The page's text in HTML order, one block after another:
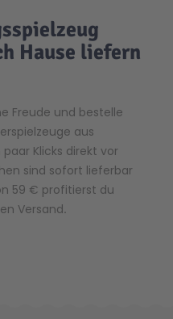
Hause liefern
Freude und bestelle
aus
Klicks direkt vor
sind sofort lieferbar
59 € profitierst du
Versand.